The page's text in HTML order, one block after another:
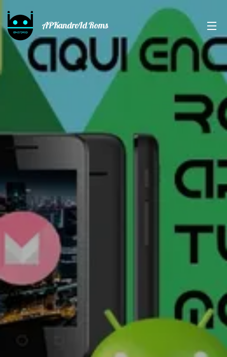
APKandroId Roms